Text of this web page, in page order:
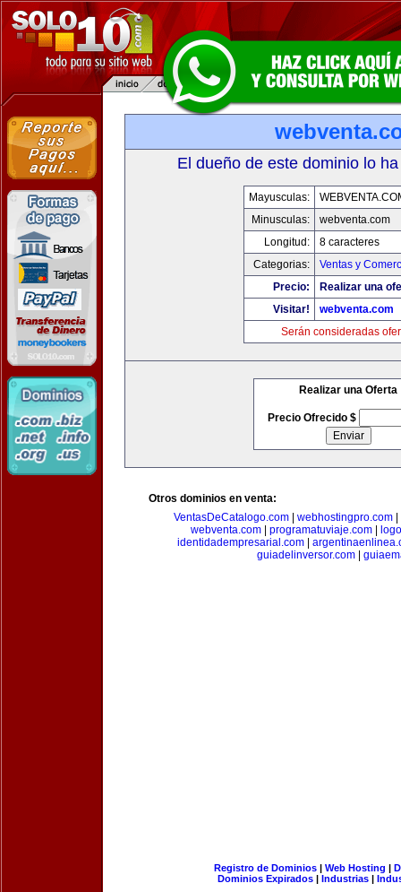
El dueño de este dominio lo
Mayusculas:
Minusculas:
webventa.com
Longitud:
8 caracteres
Categorias:
Ventas y
Precio:
Realizar una
Visitar!
webventa.com
Serán consideradas
Realizar una Oferta
Precio Ofrecido $
Otros dominios en venta:
VentasDeCatalogo.com| webhostingpro.com|
webventa.com
programatuviaje.com
identidadempresarial.com
guiadelinversor.com|
Registro de Dominios| Web Hosting |
Dominios Expirados | Industrias |